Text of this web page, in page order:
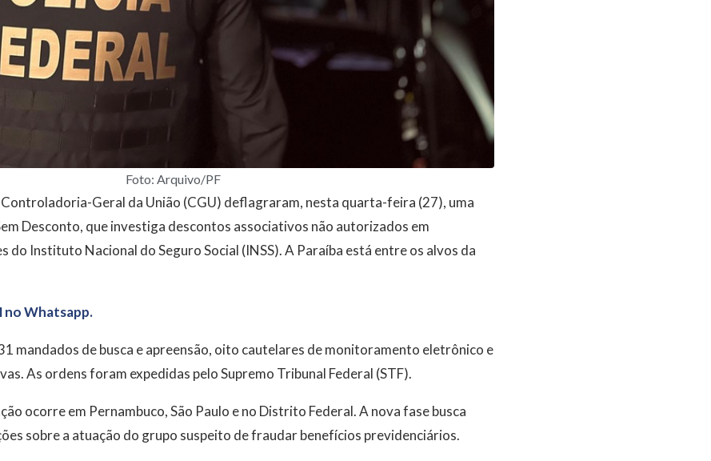
Foto: Arquivo/PF
Controladoria-Geral da União (CGU) deflagraram, nesta quarta-feira (27), uma
Desconto, que investiga descontos associativos não autorizados em
do Instituto Nacional do Seguro Social (INSS). A Paraíba está entre os alvos da
no Whatsapp.
mandados de busca e apreensão, oito cautelares de monitoramento eletrônico e
As ordens foram expedidas pelo Supremo Tribunal Federal (STF).
ocorre em Pernambuco, São Paulo e no Distrito Federal. A nova fase busca
sobre a atuação do grupo suspeito de fraudar benefícios previdenciários.